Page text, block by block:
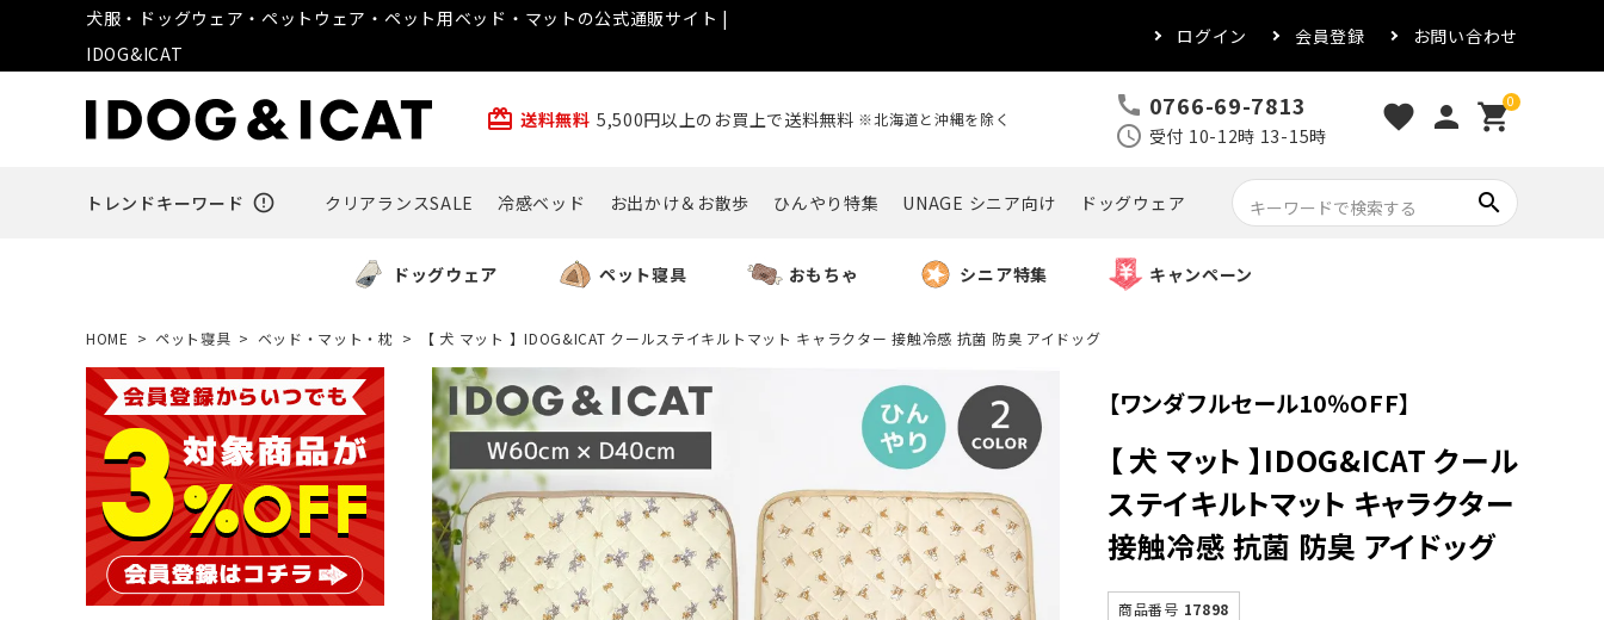
犬服・ドッグウェア・ペットウェア・ペット用ベッド・マットの公式通販サイト |
IDOG&ICAT
ログイン 会員登録 お問い合わせ
card_giftcard 送料無料 5,500円以上のお買上で送料無料 ※北海道と沖縄を除く call 0766-69-7813
schedule 受付 10-12時 13-15時
favorite person 0
shopping_cart
トレンドキーワード error_outline クリアランスSALE 冷感ベッド お出かけ＆お散歩 ひんやり特集 UNAGE シニア向け ドッグウェア search
ドッグウェア ペット寝具 おもちゃ シニア特集 キャンペーン
HOME ペット寝具 ベッド・マット・枕 【 犬 マット 】IDOG&ICAT クールステイキルトマット キャラクター 接触冷感 抗菌 防臭 アイドッグ
【ワンダフルセール10％OFF】
【 犬 マット 】IDOG&ICAT クール
ステイキルトマット キャラクター
接触冷感 抗菌 防臭 アイドッグ
商品番号 17898